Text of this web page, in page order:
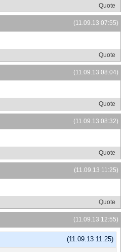
Quote
(11.09.13 07:55)
Quote
(11.09.13 08:04)
Quote
(11.09.13 08:32)
Quote
(11.09.13 11:25)
Quote
(11.09.13 12:55)
(11.09.13 11:25)